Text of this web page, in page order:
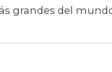
grandes del